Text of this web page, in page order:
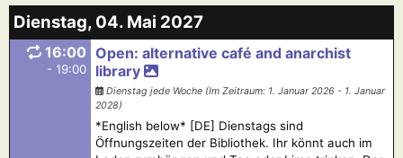
Dienstag, 04. Mai 2027
16:00
- 19:00
Open: alternative café and anarchist
library
Dienstag jede Woche (Im Zeitraum: 1. Januar 2026 - 1. Januar
2028)
*English below* [DE] Dienstags sind
Öffnungszeiten der Bibliothek. Ihr könnt auch im